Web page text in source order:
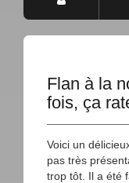
Flan à la
fois, ça
Voici un
pas très
trop tôt. Il a été